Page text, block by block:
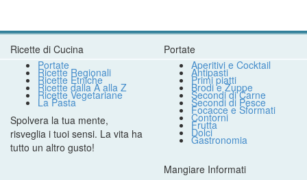
Ricette di Cucina
Portate
Ricette Regionali
Ricette Etniche
Ricette dalla A alla Z
Ricette Vegetariane
La Pasta
Spolvera la tua mente,
risveglia i tuoi sensi. La vita ha
tutto un altro gusto!
Portate
Aperitivi e Cocktail
Antipasti
Primi piatti
Brodi e Zuppe
Secondi di Carne
Secondi di Pesce
Focacce e Sformati
Contorni
Frutta
Dolci
Gastronomia
Mangiare Informati